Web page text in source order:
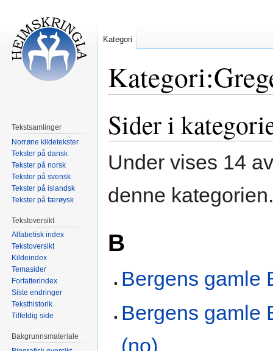
til
navigering
til
søk
Sider i
Under vises 14
denne kategorien.
B
Bergens gamle
Bergens gamle
(no)
Kategori
Tekstsamlinger
Norrøne kildetekster
Tekster på dansk
Tekster på norsk
Tekster på svensk
Tekster på islandsk
Tekster på færøysk
Tekstoversikt
Alfabetisk index
Tekstoversikt
Kildeindex
Temasider
Forfatterindex
Siste endringer
Teksthistorik
Tilfeldig side
Bakgrunnsmateriale